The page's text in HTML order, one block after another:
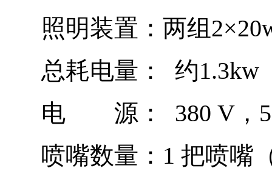
照明装置： 两组
总耗电量：
约1.3kw
电 源：
380 V ，
喷嘴数量： 1 把喷嘴